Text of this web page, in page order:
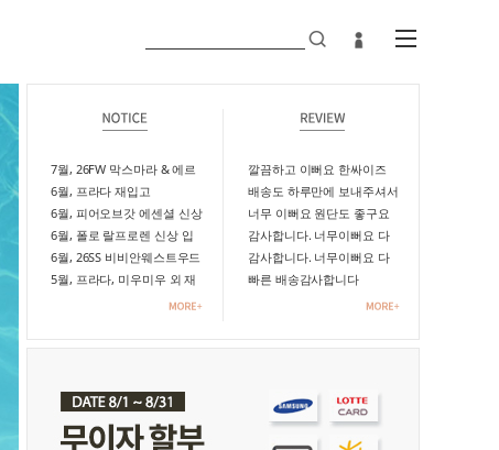
7월, 26FW 막스마라 & 에르
노 신상품 입고
6월, 프라다 재입고
6월, 피어오브갓 에센셜 신상
입고
6월, 폴로 랄프로렌 신상 입
고
6월, 26SS 비비안웨스트우드
신상 입고
5월, 프라다, 미우미우 외 재
깔끔하고 이뻐요 한싸이즈
작게해도 될뻔요
배송도 하루만에 보내주셔서
아침일찍 받았어요. 편하고,
너무 예쁩니다!:) 칼발이라서
잘 맞아요! 다음에 다른 것도
구매할게요ㅎ
너무 이뻐요 원단도 좋구요
색상별로 구매했어요
감사합니다. 너무이뻐요 다
음에 또 구매할게요 번창하
세요 선물용으로 딱입니다.
오늘도 즐거운 하루보내세요
감사합니다. 너무이뻐요 다
음에 또 구매할게요 번창하
세요 선물용으로 딱입니다.
^^번창하세요
빠른 배송감사합니다